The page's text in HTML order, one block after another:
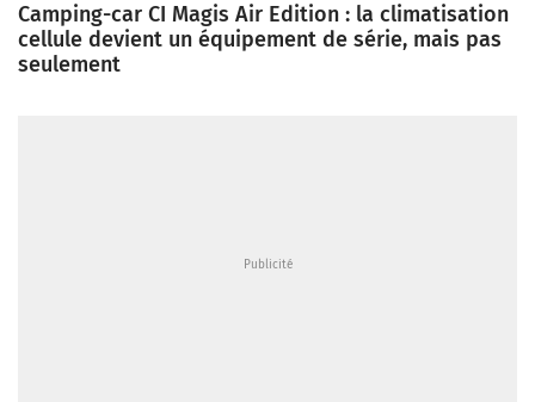
Camping-car CI Magis Air Edition : la climatisation
cellule devient un équipement de série, mais pas
seulement